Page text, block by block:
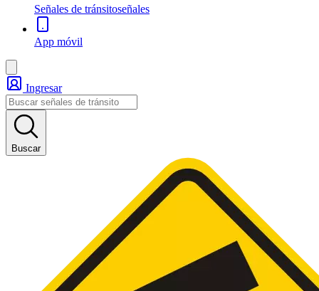
Señales de tránsitoseñales
App móvil
Ingresar
Buscar